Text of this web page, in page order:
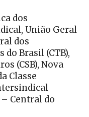
dos
União Geral
dos
Brasil (CTB),
(CSB), Nova
Classe
Central do